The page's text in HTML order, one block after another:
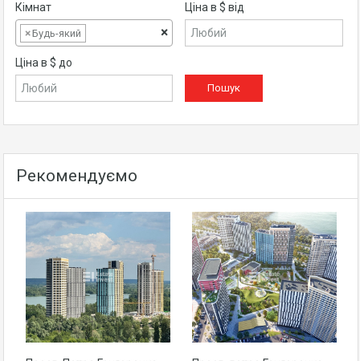
Кімнат
×
×Будь-який
Ціна в $ від
Ціна в $ до
Рекомендуємо